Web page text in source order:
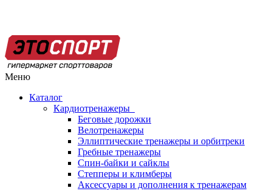
Меню
Каталог
Кардиотренажеры
Беговые дорожки
Велотренажеры
Эллиптические тренажеры и орбитреки
Гребные тренажеры
Спин-байки и сайклы
Степперы и климберы
Аксессуары и дополнения к тренажерам